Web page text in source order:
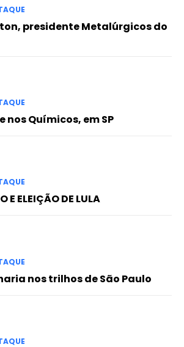
presidente Metalúrgicos do
nos Químicos, em SP
E ELEIÇÃO DE LULA
nos trilhos de São Paulo